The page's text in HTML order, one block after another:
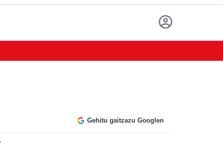
Gehitu gaitzazu Googlen